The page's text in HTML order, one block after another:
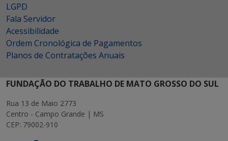
LGPD
Fala Servidor
Acessibilidade
Ordem Cronológica de Pagamentos
Planos de Contratações Anuais
FUNDAÇÃO DO TRABALHO DE MATO GROSSO DO SUL
Rua 13 de Maio 2773
Centro - Campo Grande | MS
CEP: 79002-910